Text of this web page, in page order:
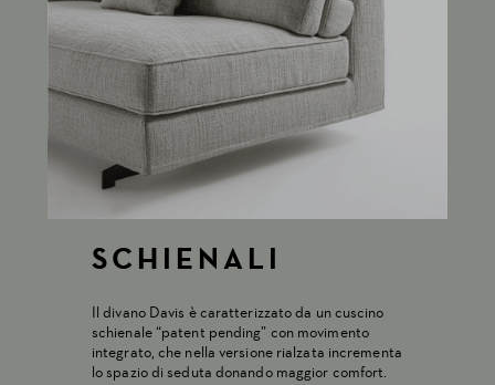
SCHIENALI
Il divano Davis è caratterizzato da un cuscino
schienale “patent pending” con movimento
integrato, che nella versione rialzata incrementa
lo spazio di seduta donando maggior comfort.